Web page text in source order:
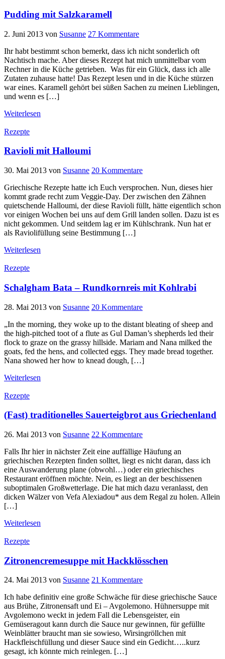
Pudding mit Salzkaramell
2. Juni 2013 von Susanne 27 Kommentare
Ihr habt bestimmt schon bemerkt, dass ich nicht sonderlich oft
Nachtisch mache. Aber dieses Rezept hat mich unmittelbar vom
Rechner in die Küche getrieben. Was für ein Glück, dass ich alle
Zutaten zuhause hatte! Das Rezept lesen und in die Küche stürzen
war eines. Karamell gehört bei süßen Sachen zu meinen Lieblingen,
und wenn es […]
Weiterlesen
Rezepte
Ravioli mit Halloumi
30. Mai 2013 von Susanne 20 Kommentare
Griechische Rezepte hatte ich Euch versprochen. Nun, dieses hier
kommt grade recht zum Veggie-Day. Der zwischen den Zähnen
quietschende Halloumi, der diese Ravioli füllt, hätte eigentlich schon
vor einigen Wochen bei uns auf dem Grill landen sollen. Dazu ist es
nicht gekommen. Und seitdem lag er im Kühlschrank. Nun hat er
als Raviolifüllung seine Bestimmung […]
Weiterlesen
Rezepte
Schalgham Bata – Rundkornreis mit Kohlrabi
28. Mai 2013 von Susanne 20 Kommentare
„In the morning, they woke up to the distant bleating of sheep and
the high-pitched toot of a flute as Gul Daman’s shepherds led their
flock to graze on the grassy hillside. Mariam and Nana milked the
goats, fed the hens, and collected eggs. They made bread together.
Nana showed her how to knead dough, […]
Weiterlesen
Rezepte
(Fast) traditionelles Sauerteigbrot aus Griechenland
26. Mai 2013 von Susanne 22 Kommentare
Falls Ihr hier in nächster Zeit eine auffällige Häufung an
griechischen Rezepten finden solltet, liegt es nicht daran, dass ich
eine Auswanderung plane (obwohl…) oder ein griechisches
Restaurant eröffnen möchte. Nein, es liegt an der beschissenen
suboptimalen Großwetterlage. Die hat mich dazu veranlasst, den
dicken Wälzer von Vefa Alexiadou* aus dem Regal zu holen. Allein
[…]
Weiterlesen
Rezepte
Zitronencremesuppe mit Hackklösschen
24. Mai 2013 von Susanne 21 Kommentare
Ich habe definitiv eine große Schwäche für diese griechische Sauce
aus Brühe, Zitronensaft und Ei – Avgolemono. Hühnersuppe mit
Avgolemono weckt in jedem Fall die Lebensgeister, ein
Gemüseragout kann durch die Sauce nur gewinnen, für gefüllte
Weinblätter braucht man sie sowieso, Wirsingröllchen mit
Hackfleischfüllung und dieser Sauce sind ein Gedicht…..kurz
gesagt, ich könnte mich reinlegen. […]